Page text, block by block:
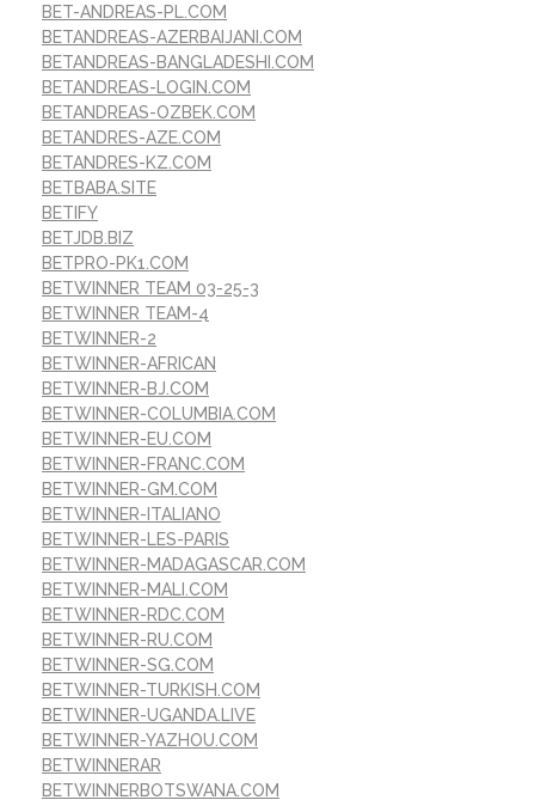
BET-ANDREAS-PL.COM
BETANDREAS-AZERBAIJANI.COM
BETANDREAS-BANGLADESHI.COM
BETANDREAS-LOGIN.COM
BETANDREAS-OZBEK.COM
BETANDRES-AZE.COM
BETANDRES-KZ.COM
BETBABA.SITE
BETIFY
BETJDB.BIZ
BETPRO-PK1.COM
BETWINNER TEAM 03-25-3
BETWINNER TEAM-4
BETWINNER-2
BETWINNER-AFRICAN
BETWINNER-BJ.COM
BETWINNER-COLUMBIA.COM
BETWINNER-EU.COM
BETWINNER-FRANC.COM
BETWINNER-GM.COM
BETWINNER-ITALIANO
BETWINNER-LES-PARIS
BETWINNER-MADAGASCAR.COM
BETWINNER-MALI.COM
BETWINNER-RDC.COM
BETWINNER-RU.COM
BETWINNER-SG.COM
BETWINNER-TURKISH.COM
BETWINNER-UGANDA.LIVE
BETWINNER-YAZHOU.COM
BETWINNERAR
BETWINNERBOTSWANA.COM